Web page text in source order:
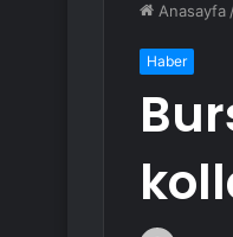
Anasayfa
Haber